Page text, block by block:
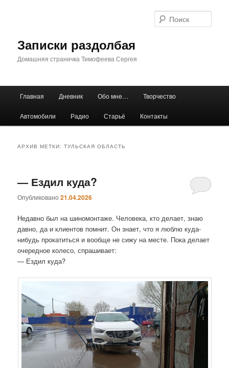
Записки раздолбая
Домашняя страничка Тимофеева Сергея
Главная Дневник Обо мне… Творчество
Автомобили Радио Старьё Контакты
АРХИВ МЕТКИ:ТУЛЬСКАЯ ОБЛАСТЬ
— Ездил куда?
Опубликовано21.04.2026
Недавно был на шиномонтаже. Человека, кто делает, знаю
давно, да и клиентов помнит. Он знает, что я люблю куда-
нибудь прокатиться и вообще не сижу на месте. Пока делает
очередное колесо, спрашивает:
— Ездил куда?